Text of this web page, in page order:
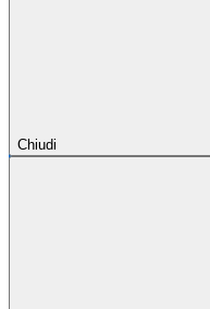
Chiudi